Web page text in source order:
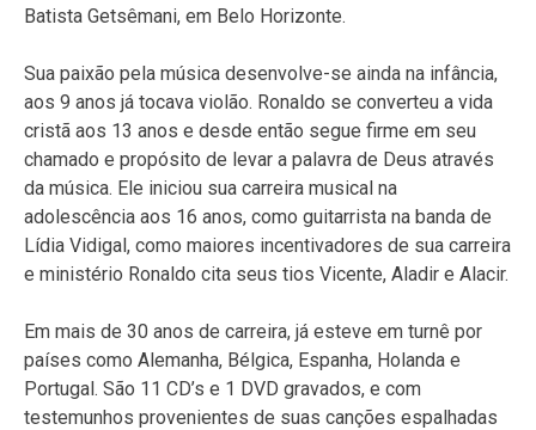
Batista Getsêmani, em Belo Horizonte.
Sua paixão pela música desenvolve-se ainda na infância,
aos 9 anos já tocava violão. Ronaldo se converteu a vida
cristã aos 13 anos e desde então segue firme em seu
chamado e propósito de levar a palavra de Deus através
da música. Ele iniciou sua carreira musical na
adolescência aos 16 anos, como guitarrista na banda de
Lídia Vidigal, como maiores incentivadores de sua carreira
e ministério Ronaldo cita seus tios Vicente, Aladir e Alacir.
Em mais de 30 anos de carreira, já esteve em turnê por
países como Alemanha, Bélgica, Espanha, Holanda e
Portugal. São 11 CD’s e 1 DVD gravados, e com
testemunhos provenientes de suas canções espalhadas